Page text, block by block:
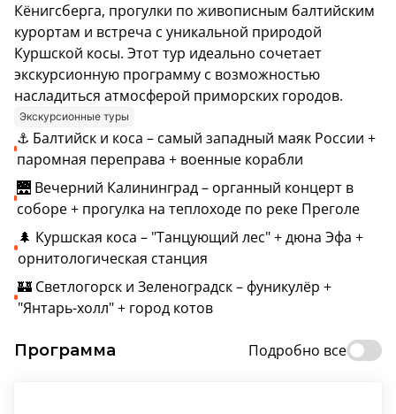
Кёнигсберга, прогулки по живописным балтийским
курортам и встреча с уникальной природой
Куршской косы. Этот тур идеально сочетает
экскурсионную программу с возможностью
насладиться атмосферой приморских городов.
Экскурсионные туры
⚓ Балтийск и коса – самый западный маяк России +
паромная переправа + военные корабли
🌉 Вечерний Калининград – органный концерт в
соборе + прогулка на теплоходе по реке Преголе
🌲 Куршская коса – "Танцующий лес" + дюна Эфа +
орнитологическая станция
🏰 Светлогорск и Зеленоградск – фуникулёр +
"Янтарь-холл" + город котов
Программа Подробно все